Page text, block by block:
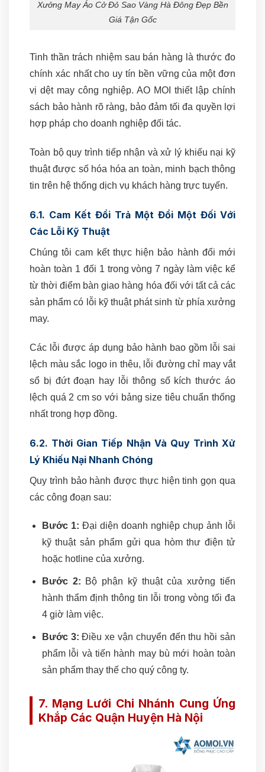
Xưởng May Áo Cở Đỏ Sao Vàng Hà Đông Đẹp Bền
Giá Tận Gốc
Tinh thần trách nhiệm sau bán hàng là thước đo
chính xác nhất cho uy tín bền vững của một đơn
vị dệt may công nghiệp. AO MOI thiết lập chính
sách bảo hành rõ ràng, bảo đảm tối đa quyền lợi
hợp pháp cho doanh nghiệp đối tác.
Toàn bộ quy trình tiếp nhận và xử lý khiếu nại kỹ
thuật được số hóa hóa an toàn, minh bạch thông
tin trên hệ thống dịch vụ khách hàng trực tuyến.
6.1. Cam Kết Đổi Trả Một Đổi Một Đối Với
Các Lỗi Kỹ Thuật
Chúng tôi cam kết thực hiện bảo hành đổi mới
hoàn toàn 1 đối 1 trong vòng 7 ngày làm việc kể
từ thời điểm bàn giao hàng hóa đối với tất cả các
sản phẩm có lỗi kỹ thuật phát sinh từ phía xưởng
may.
Các lỗi được áp dụng bảo hành bao gồm lỗi sai
lệch màu sắc logo in thêu, lỗi đường chỉ may vắt
sổ bị đứt đoạn hay lỗi thông số kích thước áo
lệch quá 2 cm so với bảng size tiêu chuẩn thống
nhất trong hợp đồng.
6.2. Thời Gian Tiếp Nhận Và Quy Trình Xử
Lý Khiếu Nại Nhanh Chóng
Quy trình bảo hành được thực hiện tinh gọn qua
các công đoạn sau:
Bước 1: Đại diện doanh nghiệp chụp ảnh lỗi
kỹ thuật sản phẩm gửi qua hòm thư điện tử
hoặc hotline của xưởng.
Bước 2: Bộ phận kỹ thuật của xưởng tiến
hành thẩm định thông tin lỗi trong vòng tối đa
4 giờ làm việc.
Bước 3: Điều xe vận chuyển đến thu hồi sản
phẩm lỗi và tiến hành may bù mới hoàn toàn
sản phẩm thay thế cho quý công ty.
7. Mạng Lưới Chi Nhánh Cung Ứng
Khắp Các Quận Huyện Hà Nội